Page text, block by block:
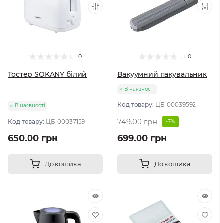
0
Тостер SOKANY білий
В наявності
Код товару: ЦБ-00037159
650.00 грн
До кошика
0
Вакуумний пакувальник
В наявності
Код товару: ЦБ-00039592
749.00 грн -7%
699.00 грн
До кошика